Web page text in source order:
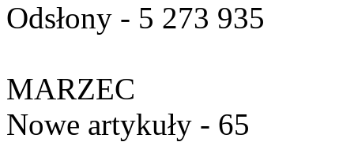
Odsłony - 5 273 935
MARZEC
Nowe artykuły - 65